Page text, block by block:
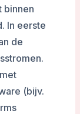
binnen
In eerste
de
(bijv.